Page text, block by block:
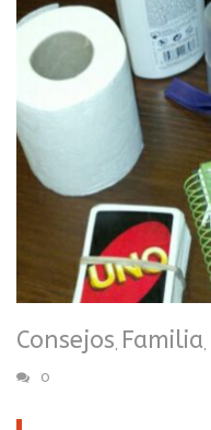
Consejos, Familia,
0